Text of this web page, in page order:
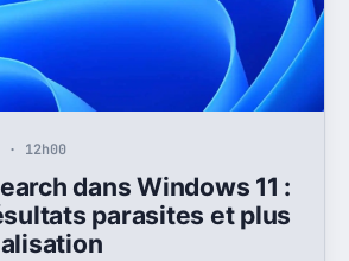
12h00
dans Windows 11 :
parasites et plus